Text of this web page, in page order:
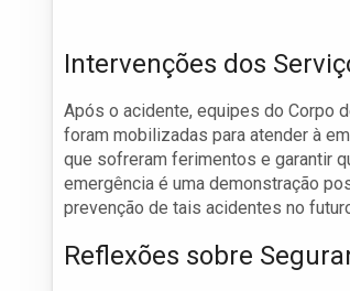
Intervenções dos
Após o acidente, equipes do Corpo
foram mobilizadas para atender à
que sofreram ferimentos e garantir
emergência é uma demonstração
prevenção de tais acidentes no
Reflexões sobre